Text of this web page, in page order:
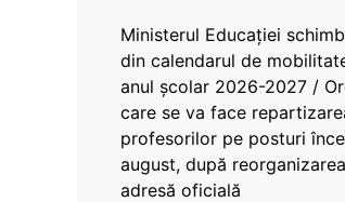
Ministerul Educației
din calendarul de
anul școlar 2026-2027 /
care se va face
profesorilor pe posturi
august, după
adresă oficială